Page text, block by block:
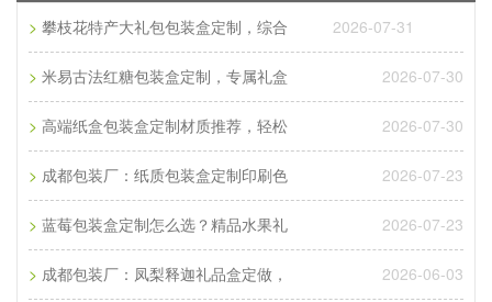
印刷尺寸是多大?那常见彩页印刷尺寸是16开、8开、
32开三种，根据客户的...
Q 成都包装厂：纸质包装盒定制材质厚度选
A
成都包装厂：纸质包装盒定制材质厚度选择 承重与
成本平衡技巧。纸质包装盒定制的厚度选择，核心是
成都包装厂：纸质包装盒定制常见破损问
> 攀枝花特产大礼包包装盒定制，综合 2026-07-31
> 米易古法红糖包装盒定制，专属礼盒 2026-07-30
> 高端纸盒包装盒定制材质推荐，轻松 2026-07-30
> 成都包装厂：纸质包装盒定制印刷色 2026-07-23
> 蓝莓包装盒定制怎么选？精品水果礼 2026-07-23
> 成都包装厂：凤梨释迦礼品盒定做， 2026-06-03